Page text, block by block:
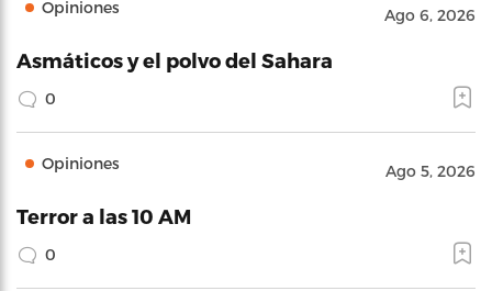
Opiniones Ago 6, 2026
Asmáticos y el polvo del Sahara
0
Opiniones Ago 5, 2026
Terror a las 10 AM
0